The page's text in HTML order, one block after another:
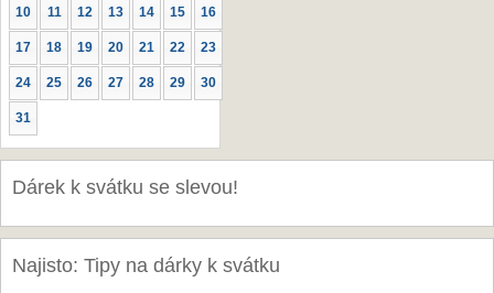
10 11 12 13 14 15 16
17 18 19 20 21 22 23
24 25 26 27 28 29 30
31
Dárek k svátku se slevou!
Najisto: Tipy na dárky k svátku